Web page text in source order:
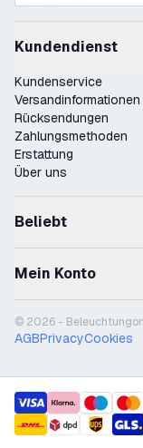
Kundendienst
Kundenservice
Versandinformationen
Rücksendungen
Zahlungsmethoden
Erstattung
Über uns
Beliebt
Mein Konto
© 2026 -
AGBPrivacyCookies
payment methods
shipment methods